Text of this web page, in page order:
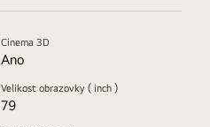
Cinema 3D
Ano
Velikost obrazovky ( inch )
79